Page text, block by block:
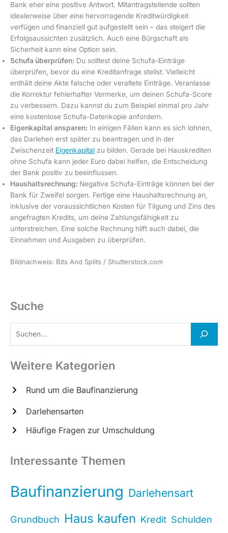
Bank eher eine positive Antwort. Mitantragstellende sollten
idealerweise über eine hervorragende Kreditwürdigkeit
verfügen und finanziell gut aufgestellt sein – das steigert die
Erfolgsaussichten zusätzlich. Auch eine Bürgschaft als
Sicherheit kann eine Option sein.
Schufa überprüfen: Du solltest deine Schufa-Einträge
überprüfen, bevor du eine Kreditanfrage stellst. Vielleicht
enthält deine Akte falsche oder veraltete Einträge. Veranlasse
die Korrektur fehlerhafter Vermerke, um deinen Schufa-Score
zu verbessern. Dazu kannst du zum Beispiel einmal pro Jahr
eine kostenlose Schufa-Datenkopie anfordern.
Eigenkapital ansparen: In einigen Fällen kann es sich lohnen,
das Darlehen erst später zu beantragen und in der
Zwischenzeit Eigenkapital zu bilden. Gerade bei Hauskrediten
ohne Schufa kann jeder Euro dabei helfen, die Entscheidung
der Bank positiv zu beeinflussen.
Haushaltsrechnung: Negative Schufa-Einträge können bei der
Bank für Zweifel sorgen. Fertige eine Haushaltsrechnung an,
inklusive der voraussichtlichen Kosten für Tilgung und Zins des
angefragten Kredits, um deine Zahlungsfähigkeit zu
unterstreichen. Eine solche Rechnung hilft auch dabei, die
Einnahmen und Ausgaben zu überprüfen.
Bildnachweis: Bits And Splits / Shutterstock.com
Suche
h
Weitere Kategorien
Rund um die Baufinanzierung
Darlehensarten
Häufige Fragen zur Umschuldung
Interessante Themen
Baufinanzierung Darlehensart
Grundbuch Haus kaufen Kredit Schulden